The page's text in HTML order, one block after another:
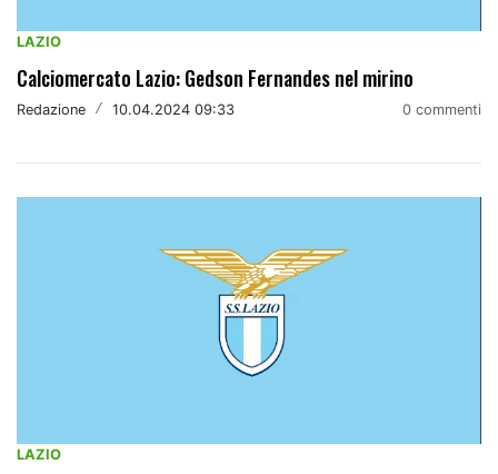
LAZIO
Calciomercato Lazio: Gedson Fernandes nel mirino
Redazione / 10.04.2024 09:33 0 commenti
LAZIO